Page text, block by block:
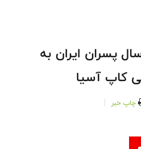
تیم ملی زیر ۱۸ سال پسران ایران به
کاپ آسیا
چاپ خبر